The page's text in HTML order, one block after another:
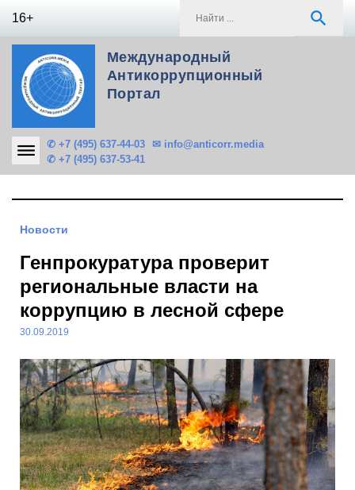
16+ search
Международный
Антикоррупционный
Портал
✆ +7 (495) 637-44-03
✆ +7 (495) 637-53-41
✉ info@anticorr.media
Новости
Генпрокуратура проверит
региональные власти на
коррупцию в лесной сфере
30.09.2019